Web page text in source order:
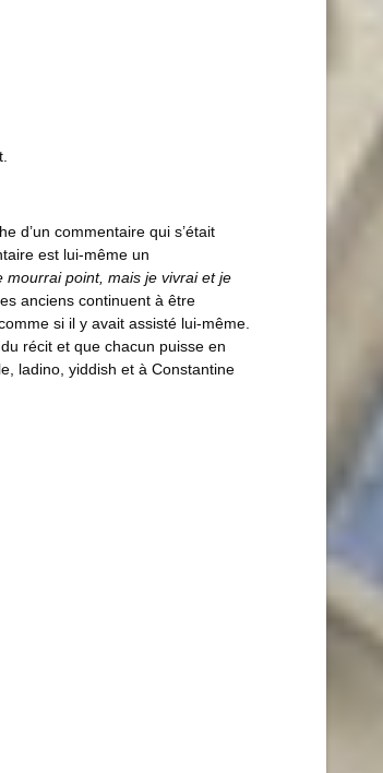
d’un commentaire qui s’était
est lui-même un
mourrai point, mais je vivrai et je
anciens continuent à être
si il y avait assisté lui-même.
récit et que chacun puisse en
ladino, yiddish et à Constantine